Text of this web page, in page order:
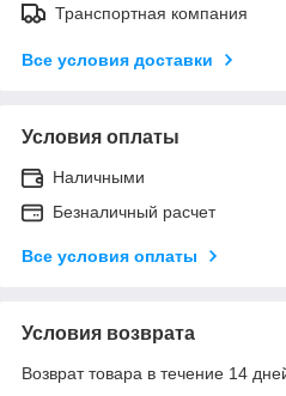
Транспортная компания
Все условия доставки
Условия оплаты
Наличными
Безналичный расчет
Все условия оплаты
Условия возврата
Возврат товара в течение 14